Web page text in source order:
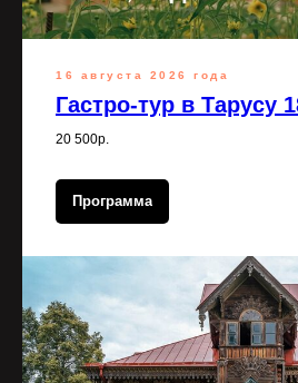
16 августа 2026 года
Гастро-тур в Тарусу
20 500р.
Программа